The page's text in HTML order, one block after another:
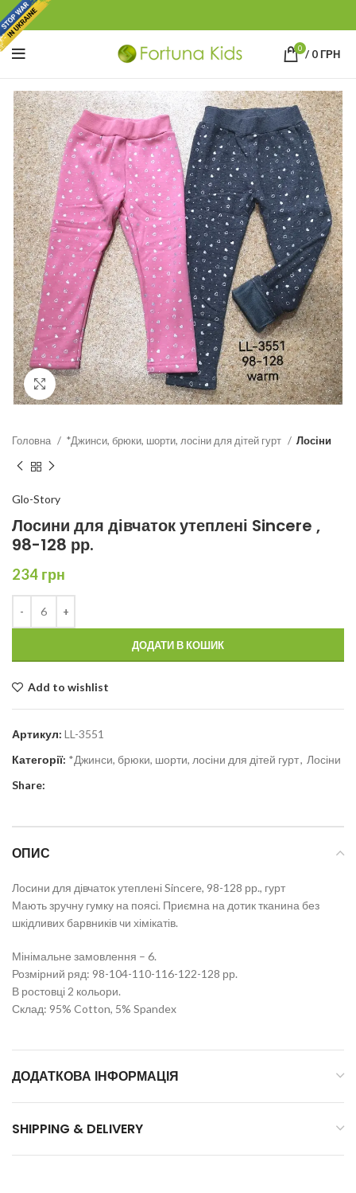
0 / 0ГРН
Click to enlarge
Головна *Джинси, брюки, шорти, лосіни для дітей гурт Лосіни
Glo-Story
Лосини для дівчаток утеплені Sincere ,
98-128 рр.
234 грн
ДОДАТИ В КОШИК
Add to wishlist
Артикул: LL-3551
Категорії: *Джинси, брюки, шорти, лосіни для дітей гурт, Лосіни
Share:
ОПИС
Лосини для дівчаток утеплені Sincere, 98-128 рр., гурт
Мають зручну гумку на поясі. Приємна на дотик тканина без
шкідливих барвників чи хімікатів.
Мінімальне замовлення – 6.
Розмірний ряд: 98-104-110-116-122-128 рр.
В ростовці 2 кольори.
Склад: 95% Cotton, 5% Spandex
ДОДАТКОВА ІНФОРМАЦІЯ
SHIPPING & DELIVERY